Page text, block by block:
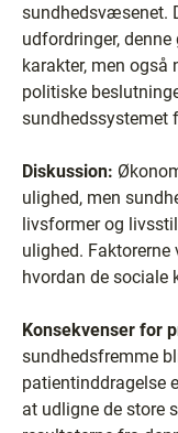
sundhedsvæsenet.
udfordringer,
karakter, men også
politiske
sundhedssystemet
Diskussion:
ulighed, men
livsformer og
ulighed. Faktorerne
hvordan de sociale
Konsekvenser for
sundhedsfremme
patientinddragelse
at udligne de store